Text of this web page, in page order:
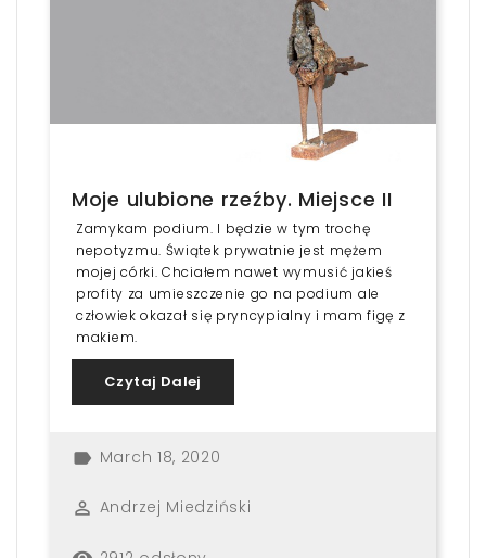
Moje ulubione rzeźby. Miejsce II
Zamykam podium. I będzie w tym trochę
nepotyzmu. Świątek prywatnie jest mężem
mojej córki. Chciałem nawet wymusić jakieś
profity za umieszczenie go na podium ale
człowiek okazał się pryncypialny i mam figę z
makiem.
Czytaj Dalej
label March 18, 2020
perm_identity Andrzej Miedziński